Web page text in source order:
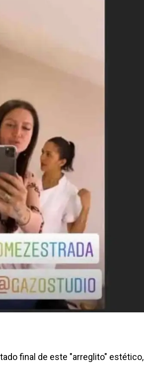
final de este "arreglito" estético,